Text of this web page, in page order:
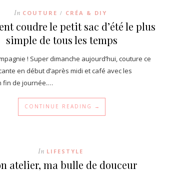
In COUTURE / CRÉA & DIY
coudre le petit sac d’été le plus
simple de tous les temps
! Super dimanche aujourd’hui, couture ce
en début d’après midi et café avec les
fin de journée.…
CONTINUE READING →
In LIFESTYLE
atelier, ma bulle de douceur